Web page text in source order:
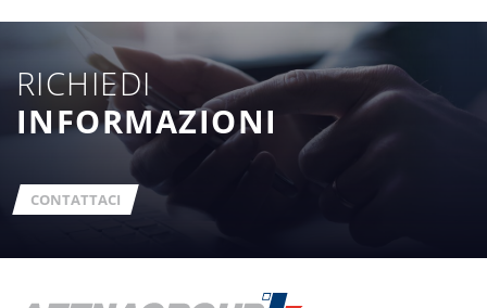
RICHIEDI
INFORMAZIONI
CONTATTACI